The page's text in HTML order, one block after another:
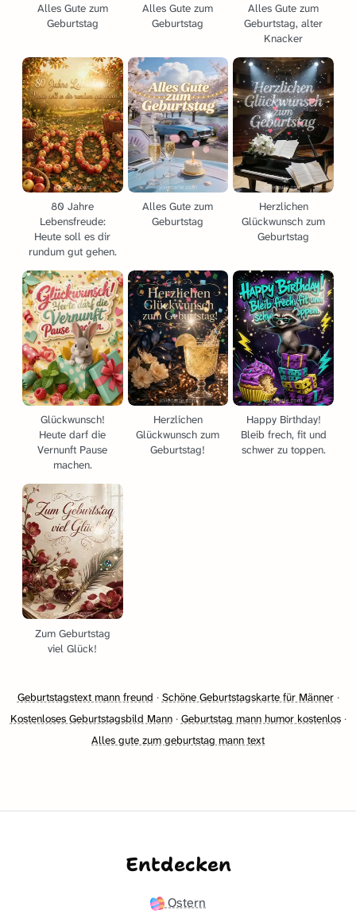
Alles Gute zum
Geburtstag
Alles Gute zum
Geburtstag
Alles Gute zum
Geburtstag, alter
Knacker
80 Jahre
Lebensfreude:
Heute soll es dir
rundum gut gehen.
Alles Gute zum
Geburtstag
Herzlichen
Glückwunsch zum
Geburtstag
Glückwunsch!
Heute darf die
Vernunft Pause
machen.
Herzlichen
Glückwunsch zum
Geburtstag!
Happy Birthday!
Bleib frech, fit und
schwer zu toppen.
Zum Geburtstag
viel Glück!
Geburtstagstext mann freund · Schöne Geburtstagskarte für Männer·
Kostenloses Geburtstagsbild Mann· Geburtstag mann humor kostenlos·
Alles gute zum geburtstag mann text
Entdecken
Ostern